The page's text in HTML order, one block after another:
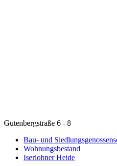
Gutenbergstraße 6 - 8
Bau- und
Wohnungsbestand
Iserlohner Heide